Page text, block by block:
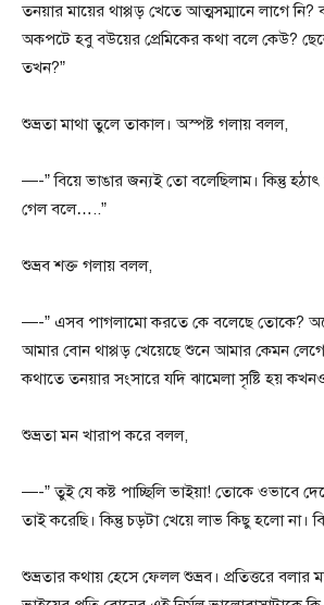
তনয়ার মায়ের থাপ্পড় খেতে আত্মসম্মানে লাগে নি?
অকপটে হবু বউয়ের প্রেমিকের কথা বলে কেউ?
তখন?”
শুভ্রতা মাথা তুলে তাকাল। অস্পষ্ট গলায় বলল,
—-” বিয়ে ভাঙার জন্যই তো বলেছিলাম। কিন্তু
গেল বলে…..”
শুভ্রব শক্ত গলায় বলল,
—-” এসব পাগলামো করতে কে বলেছে তোকে?
আমার বোন থাপ্পড় খেয়েছে শুনে আমার কেমন
কথাতে তনয়ার সংসারে যদি ঝামেলা সৃষ্টি হয়
শুভ্রতা মন খারাপ করে বলল,
—-” তুই যে কষ্ট পাচ্ছিলি ভাইয়া! তোকে ওভাবে
তাই করেছি। কিন্তু চড়টা খেয়ে লাভ কিছু হলো না।
শুভ্রতার কথায় হেসে ফেলল শুভ্রব। প্রতিত্তরে